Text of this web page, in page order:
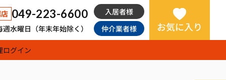
049-223-6600
水曜日（年末年始除く）
入居者様
仲介業者様
お気に入り
ログイン